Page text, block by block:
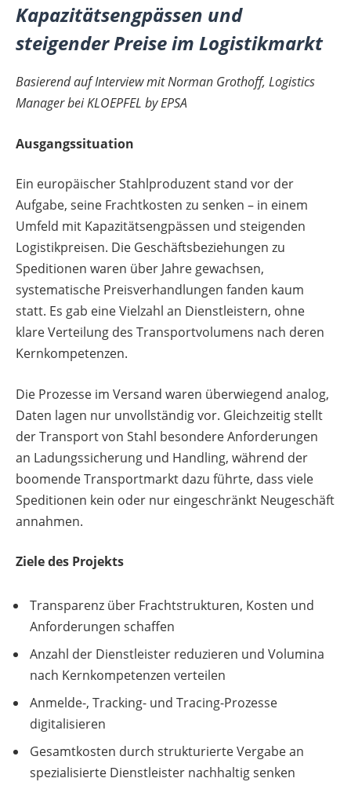
Kapazitätsengpässen und
steigender Preise im Logistikmarkt
Basierend auf Interview mitNorman Grothoff, Logistics
Manager bei KLOEPFEL by EPSA
Ausgangssituation
Ein europäischer Stahlproduzent stand vor der
Aufgabe, seine Frachtkosten zu senken – in einem
Umfeld mit Kapazitätsengpässen und steigenden
Logistikpreisen. Die Geschäftsbeziehungen zu
Speditionen waren über Jahre gewachsen,
systematische Preisverhandlungen fanden kaum
statt. Es gab eine Vielzahl an Dienstleistern, ohne
klare Verteilung des Transportvolumens nach deren
Kernkompetenzen.
Die Prozesse im Versand waren überwiegend analog,
Daten lagen nur unvollständig vor. Gleichzeitig stellt
der Transport von Stahl besondere Anforderungen
an Ladungssicherung und Handling, während der
boomende Transportmarkt dazu führte, dass viele
Speditionen kein oder nur eingeschränkt Neugeschäft
annahmen.
Ziele des Projekts
Transparenz über Frachtstrukturen, Kosten und
Anforderungen schaffen
Anzahl der Dienstleister reduzieren und Volumina
nach Kernkompetenzen verteilen
Anmelde-, Tracking- und Tracing-Prozesse
digitalisieren
Gesamtkosten durch strukturierte Vergabe an
spezialisierte Dienstleister nachhaltig senken